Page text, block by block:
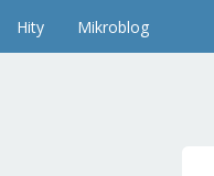
Hity Mikroblog